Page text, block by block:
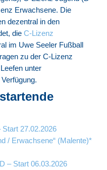
Erwachsene. Die
dezentral in den
die C-Lizenz
im Uwe Seeler Fußball
zu der C-Lizenz
unter
27.02.2026
/ Erwachsene“ (Malente)*
– Start 06.03.2026